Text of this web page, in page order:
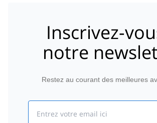
Inscrivez-
notre
Restez au courant des meilleures